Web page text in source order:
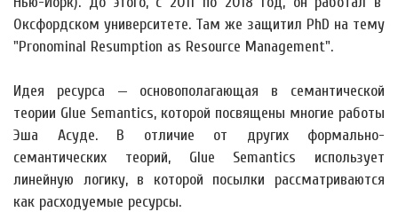
Оксфордском университете. Там же защитил PhD на тему
"Pronominal Resumption as Resource Management".
Идея ресурса — основополагающая в семантической
теории Glue Semantics, которой посвящены многие работы
Эша Асуде. В отличие от других формально-
семантических теорий, Glue Semantics использует
линейную логику, в которой посылки рассматриваются
как расходуемые ресурсы.